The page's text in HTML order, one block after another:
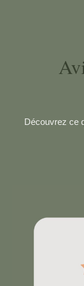
Découvrez ce